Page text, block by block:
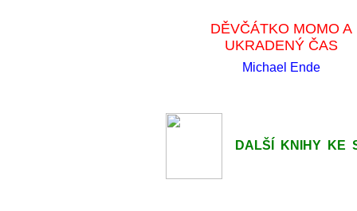
DĚVČÁTKO MOMO A
UKRADENÝ ČAS
Michael Ende
DALŠÍ KNIHY KE